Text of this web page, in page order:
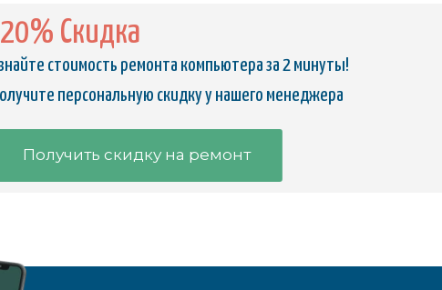
Скидка
стоимость ремонта компьютера за 2 минуты!
персональную скидку у нашего менеджера
Получить скидку на ремонт